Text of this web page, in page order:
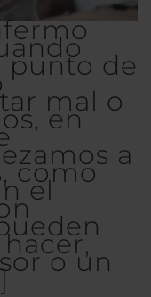
punto de
mal o
en
a
como
el
o un